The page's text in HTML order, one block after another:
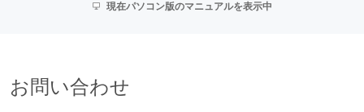
現在パソコン版のマニュアルを表示中
お問い合わせ